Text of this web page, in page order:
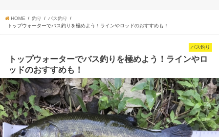
HOME 釣り
バス釣り
トップウォーターでバス釣りを極めよう！ラインやロッドのおすすめも！
バス釣り
トップウォーターでバス釣りを極めよう！ラインやロ
ッドのおすすめも！